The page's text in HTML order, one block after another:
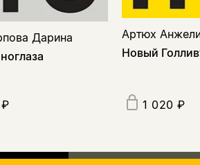
Дарина
Артюх
Новый
1 020 ₽